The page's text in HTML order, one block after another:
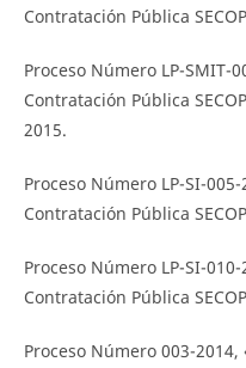
Contratación Pública
Proceso Número LP-SMIT-
Contratación Pública
2015.
Proceso Número LP-SI-
Contratación Pública
Proceso Número LP-SI-
Contratación Pública
Proceso Número 003-